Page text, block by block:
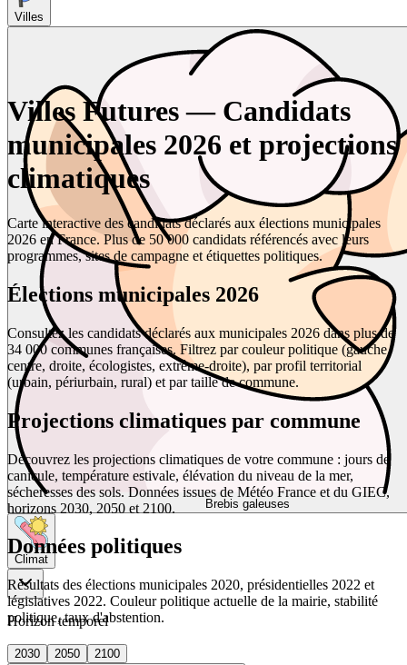
Villes
Brebis galeuses
Climat
Horizon temporel
2030 2050
2100
Villes Futures — Candidats
municipales 2026 et projections
climatiques
Carte interactive des candidats déclarés aux élections municipales
2026 en France. Plus de 50 000 candidats référencés avec leurs
programmes, sites de campagne et étiquettes politiques.
Élections municipales 2026
Consultez les candidats déclarés aux municipales 2026 dans plus de
34 000 communes françaises. Filtrez par couleur politique (gauche,
centre, droite, écologistes, extrême-droite), par profil territorial
(urbain, périurbain, rural) et par taille de commune.
Projections climatiques par commune
Découvrez les projections climatiques de votre commune : jours de
canicule, température estivale, élévation du niveau de la mer,
sécheresses des sols. Données issues de Météo France et du GIEC,
horizons 2030, 2050 et 2100.
Données politiques
Résultats des élections municipales 2020, présidentielles 2022 et
législatives 2022. Couleur politique actuelle de la mairie, stabilité
politique, taux d'abstention.